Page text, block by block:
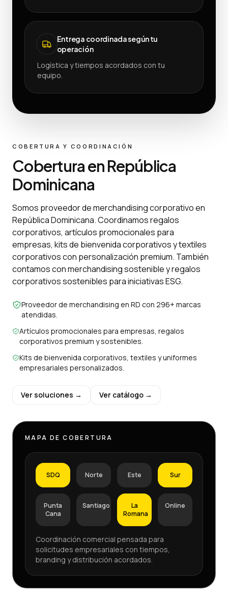
Entrega coordinada según tu
operación
Logística y tiempos acordados con tu
equipo.
COBERTURA Y COORDINACIÓN
Cobertura en República
Dominicana
Somos proveedor de merchandising corporativo en
República Dominicana. Coordinamos regalos
corporativos, artículos promocionales para
empresas, kits de bienvenida corporativos y textiles
corporativos con personalización premium. También
contamos con merchandising sostenible y regalos
corporativos sostenibles para iniciativas ESG.
Proveedor de merchandising en RD con 296+ marcas
atendidas.
Artículos promocionales para empresas, regalos
corporativos premium y sostenibles.
Kits de bienvenida corporativos, textiles y uniformes
empresariales personalizados.
Ver soluciones → Ver catálogo →
MAPA DE COBERTURA
SDQ Norte Este Sur
Punta
Cana
Santiago
La
Romana
Online
Coordinación comercial pensada para
solicitudes empresariales con tiempos,
branding y distribución acordados.